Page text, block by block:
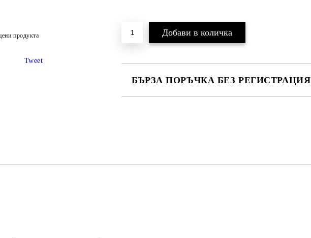
БЪРЗА ПОРЪЧКА БЕЗ РЕГИСТРАЦИЯ
продукта
Tweet